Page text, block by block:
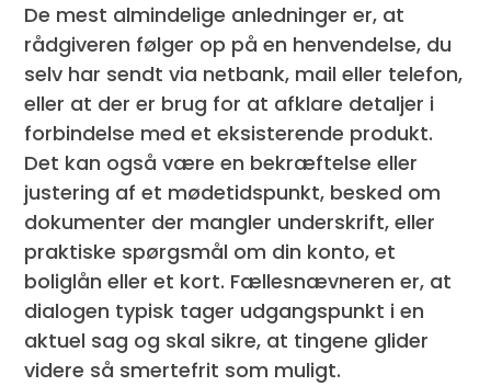
De mest almindelige anledninger er, at
rådgiveren følger op på en henvendelse, du
selv har sendt via netbank, mail eller telefon,
eller at der er brug for at afklare detaljer i
forbindelse med et eksisterende produkt.
Det kan også være en bekræftelse eller
justering af et mødetidspunkt, besked om
dokumenter der mangler underskrift, eller
praktiske spørgsmål om din konto, et
boliglån eller et kort. Fællesnævneren er, at
dialogen typisk tager udgangspunkt i en
aktuel sag og skal sikre, at tingene glider
videre så smertefrit som muligt.